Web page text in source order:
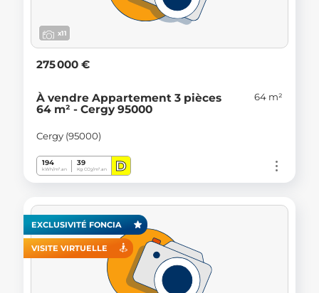
x11
275 000 €
À vendre Appartement 3 pièces
64 m² - Cergy 95000
64 m²
Cergy (95000)
194
kWh/m².an
39
Kg CO2/m².an D
EXCLUSIVITÉ FONCIA
VISITE VIRTUELLE